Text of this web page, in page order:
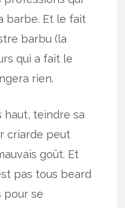
barbe. Et le fait
barbu (la
qui a fait le
rien.
haut, teindre sa
criarde peut
goût. Et
pas tous beard
pour se